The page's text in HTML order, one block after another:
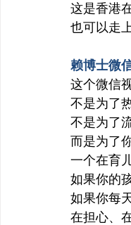
这是香港
也可以走
赖博士微
这个微信
不是为了
不是为了
而是为
一个在育
如果你的
如果你每
在担心、